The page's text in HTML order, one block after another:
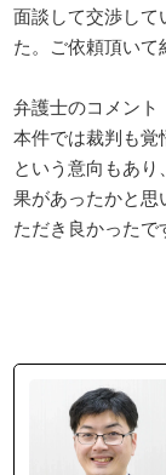
面談して交渉して
た。ご依頼頂いて
弁護士のコメント
本件では裁判も
という意向もあ
果があったかと思
ただき良かったで